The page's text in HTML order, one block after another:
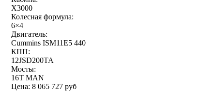
X3000
Колесная формула:
6×4
Двигатель:
Cummins ISM11E5 440
КПП:
12JSD200TA
Мосты:
16T MAN
Цена: 8 065 727 руб